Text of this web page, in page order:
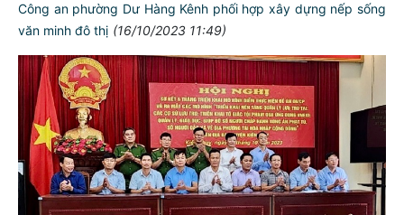
Công an phường Dư Hàng Kênh phối hợp xây dựng nếp sống
văn minh đô thị (16/10/2023 11:49)